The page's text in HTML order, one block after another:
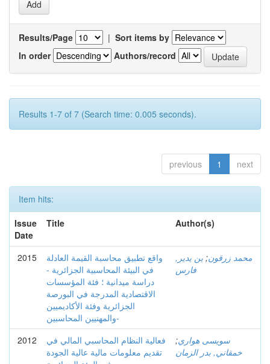
Results/Page | Sort items by
In order
Authors/record
Results 1-7 of 7 (Search time: 0.005 seconds).
previous 1 next
Item hits:
Issue
Date
Title Author(s)
2015
واقع تطبيق محاسبة القيمة العادلة
في البيئة المحاسبية الجزائرية -
دراسة ميدانية ؛ فئة المؤسسات
الاقتصادية المدرجة في البورصة
الجزائرية وفئة الأكاديميين
والمهنيين المحاسبين-
محمد زرقون; بن يدير,
فارس
2012
فعالية النظام المحاسبي المالي في
تقديم معلومات مالية عالية الجودة
سويسى هواري;
خمقاني, بدر الزمان